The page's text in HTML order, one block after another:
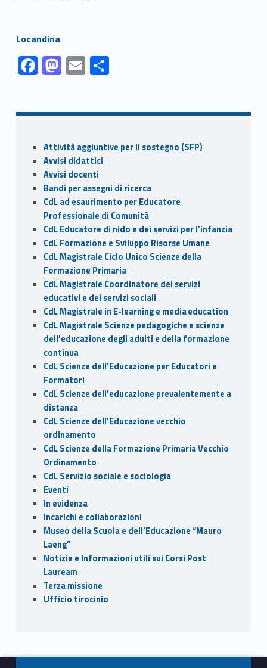
Link identifier #identifier__46939-1Locandina
Link identifier #identifier__115160-1
F
ac
b
o
o
k
Link identifier #identifier__16554-2 M
as
d
o
n
Link identifier #identifier__135034-3 E
m
l
Link identifier #identifier__124734-4 C
di
vi
di
Sidebar
Attività aggiuntive per il sostegno (SFP)
Avvisi didattici
Avvisi docenti
Bandi per assegni di ricerca
CdL ad esaurimento per Educatore
Professionale di Comunità
CdL Educatore di nido e dei servizi per l’infanzia
CdL Formazione e Sviluppo Risorse Umane
CdL Magistrale Ciclo Unico Scienze della
Formazione Primaria
CdL Magistrale Coordinatore dei servizi
educativi e dei servizi sociali
CdL Magistrale in E-learning e media education
CdL Magistrale Scienze pedagogiche e scienze
dell’educazione degli adulti e della formazione
continua
CdL Scienze dell’Educazione per Educatori e
Formatori
CdL Scienze dell’educazione prevalentemente a
distanza
CdL Scienze dell’Educazione vecchio
ordinamento
CdL Scienze della Formazione Primaria Vecchio
Ordinamento
CdL Servizio sociale e sociologia
Eventi
In evidenza
Incarichi e collaborazioni
Museo della Scuola e dell’Educazione “Mauro
Laeng”
Notizie e Informazioni utili sui Corsi Post
Lauream
Terza missione
Ufficio tirocinio